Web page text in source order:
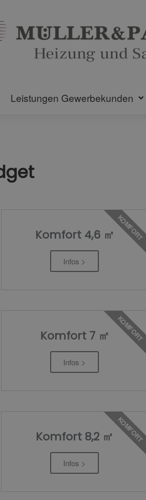
Leistungen Gewerbekunden
Komfort 4,6 ㎡
Infos >
KOMFORT
Komfort 7 ㎡
Infos >
KOMFORT
Komfort 8,2 ㎡
Infos >
KOMFORT